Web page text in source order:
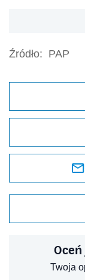
Źródło: PAP
Twoja